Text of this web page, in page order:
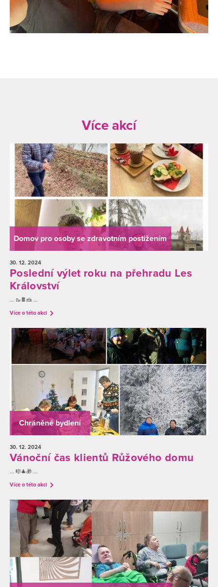
Více akcí
Domov pro osoby se zdravotním postižením
30. 12. 2024
Poslední výlet roku na přehradu Les
Království
... 🥾🍫🍰 ...
Více o této akci
Chráněné bydlení
30. 12. 2024
Vánoční čas klientů Růžového domu
... 🎼🎄🎁 ...
Více o této akci